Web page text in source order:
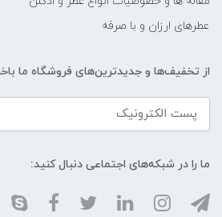
عطرهای ارزان و با صرفه
از تخفیف‌ها و جدیدترین‌های فروشگاه ما
ما را در شبکه‌های اجتماعی دنبال کنید: